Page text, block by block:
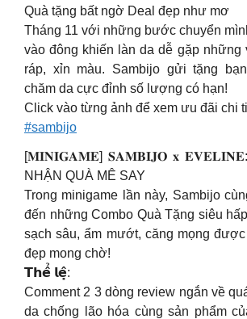
Quà tặng bất ngờ Deal đẹp như mơ
Tháng 11 với những bước chuyển
vào đông khiến làn da dễ gặp những
ráp, xỉn màu. Sambijo gửi tặng
chăm da cực đỉnh số lượng có hạn!
Click vào từng ảnh để xem ưu đãi chi
#sambijo
[𝐌𝐈𝐍𝐈𝐆𝐀𝐌𝐄] 𝐒𝐀𝐌𝐁𝐈𝐉𝐎 𝐱 𝐄𝐕𝐄𝐋𝐈𝐍𝐄:
NHẬN QUÀ MÊ SAY
Trong minigame lần này, Sambijo
đến những Combo Quà Tặng siêu
sạch sâu, ẩm mướt, căng mọng
đẹp mong chờ!
𝗧𝗵𝗲̂̉ 𝗹𝗲̣̂:
Comment 2 3 dòng review ngắn về
da chống lão hóa cùng sản phẩm